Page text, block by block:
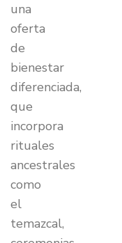
una
oferta
de
bienestar
diferenciada,
que
incorpora
rituales
ancestrales
como
el
temazcal,